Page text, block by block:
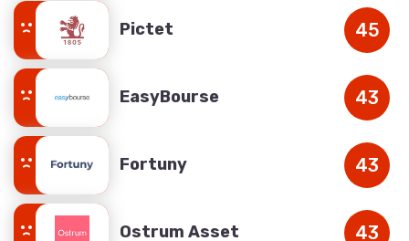
Pictet 45
EasyBourse 43
Fortuny 43
Ostrum Asset
43